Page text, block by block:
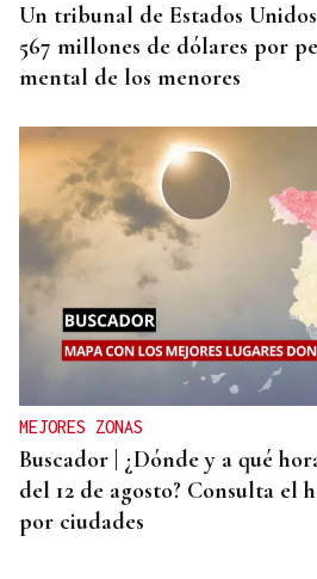
Un tribunal de Estados
567 millones de dólares por
mental de los menores
MEJORES ZONAS
Buscador | ¿Dónde y a qué
del 12 de agosto? Consulta el
por ciudades